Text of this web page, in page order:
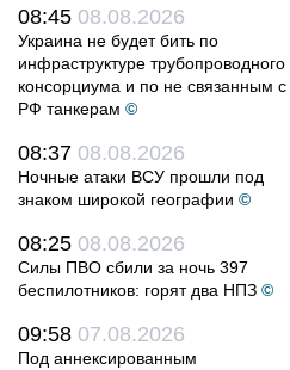
08:45 08.08.2026
Украина не будет бить по
инфраструктуре трубопроводного
консорциума и по не связанным с
РФ танкерам ©
08:37 08.08.2026
Ночные атаки ВСУ прошли под
знаком широкой географии ©
08:25 08.08.2026
Силы ПВО сбили за ночь 397
беспилотников: горят два НПЗ ©
09:58 07.08.2026
Под аннексированным